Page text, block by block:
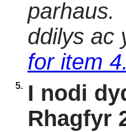
ddilys
for item 4.
5.
I nodi
Rhagfyr